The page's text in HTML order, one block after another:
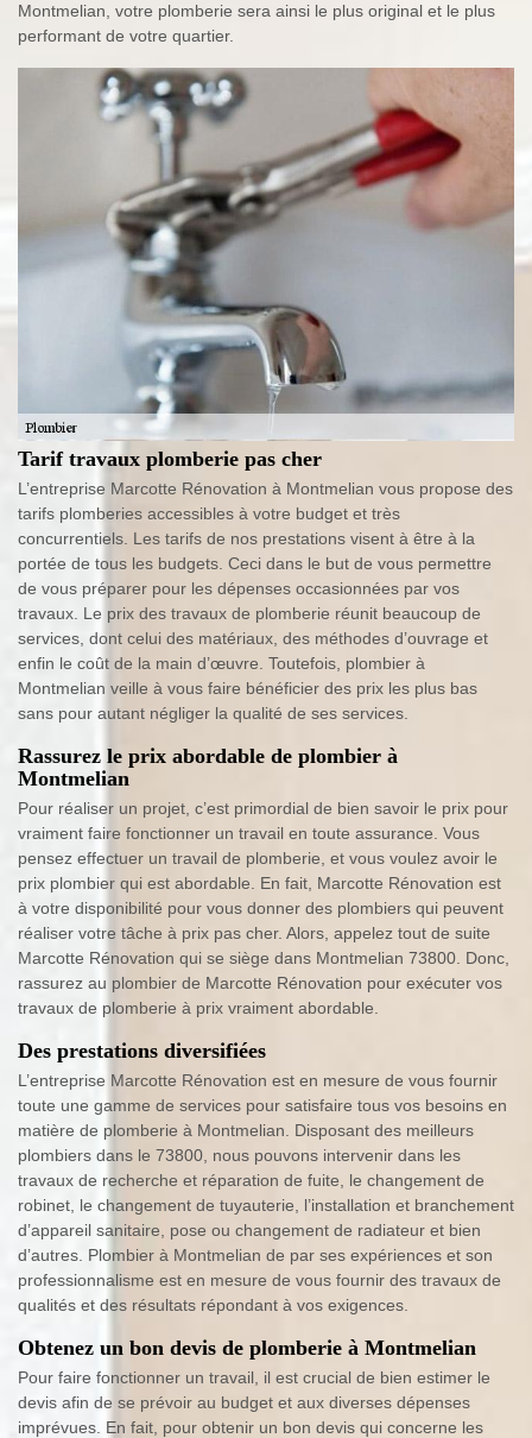
Montmelian, votre plomberie sera ainsi le plus original et le plus
performant de votre quartier.
Tarif travaux plomberie pas cher
L’entreprise Marcotte Rénovation à Montmelian vous propose des
tarifs plomberies accessibles à votre budget et très
concurrentiels. Les tarifs de nos prestations visent à être à la
portée de tous les budgets. Ceci dans le but de vous permettre
de vous préparer pour les dépenses occasionnées par vos
travaux. Le prix des travaux de plomberie réunit beaucoup de
services, dont celui des matériaux, des méthodes d’ouvrage et
enfin le coût de la main d’œuvre. Toutefois, plombier à
Montmelian veille à vous faire bénéficier des prix les plus bas
sans pour autant négliger la qualité de ses services.
Rassurez le prix abordable de plombier à
Montmelian
Pour réaliser un projet, c’est primordial de bien savoir le prix pour
vraiment faire fonctionner un travail en toute assurance. Vous
pensez effectuer un travail de plomberie, et vous voulez avoir le
prix plombier qui est abordable. En fait, Marcotte Rénovation est
à votre disponibilité pour vous donner des plombiers qui peuvent
réaliser votre tâche à prix pas cher. Alors, appelez tout de suite
Marcotte Rénovation qui se siège dans Montmelian 73800. Donc,
rassurez au plombier de Marcotte Rénovation pour exécuter vos
travaux de plomberie à prix vraiment abordable.
Des prestations diversifiées
L’entreprise Marcotte Rénovation est en mesure de vous fournir
toute une gamme de services pour satisfaire tous vos besoins en
matière de plomberie à Montmelian. Disposant des meilleurs
plombiers dans le 73800, nous pouvons intervenir dans les
travaux de recherche et réparation de fuite, le changement de
robinet, le changement de tuyauterie, l’installation et branchement
d’appareil sanitaire, pose ou changement de radiateur et bien
d’autres. Plombier à Montmelian de par ses expériences et son
professionnalisme est en mesure de vous fournir des travaux de
qualités et des résultats répondant à vos exigences.
Obtenez un bon devis de plomberie à Montmelian
Pour faire fonctionner un travail, il est crucial de bien estimer le
devis afin de se prévoir au budget et aux diverses dépenses
imprévues. En fait, pour obtenir un bon devis qui concerne les